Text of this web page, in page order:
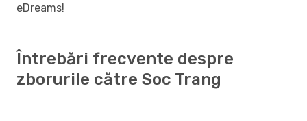
eDreams!
Întrebări frecvente despre
zborurile către Soc Trang